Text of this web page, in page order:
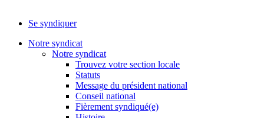
Se syndiquer
Notre syndicat
Notre syndicat
Trouvez votre section locale
Statuts
Message du président national
Conseil national
Fièrement syndiqué(e)